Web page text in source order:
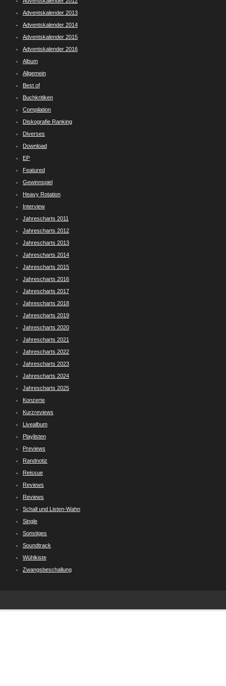
Adventskalender 2013
Adventskalender 2014
Adventskalender 2015
Adventskalender 2016
Album
Allgemein
Best of
Buchkritiken
Compilation
Diskografie Ranking
Diverses
Download
EP
Featured
Gewinnspiel
Heavy Rotation
Interview
Jahrescharts 2011
Jahrescharts 2012
Jahrescharts 2013
Jahrescharts 2014
Jahrescharts 2015
Jahrescharts 2016
Jahrescharts 2017
Jahrescharts 2018
Jahrescharts 2019
Jahrescharts 2020
Jahrescharts 2021
Jahrescharts 2022
Jahrescharts 2023
Jahrescharts 2024
Jahrescharts 2025
Konzerte
Kurzreviews
Livealbum
Playlisten
Previews
Randnotiz
Reissue
Reviews
Reviews
Schall und Listen-Wahn
Single
Sonstiges
Soundtrack
Wühlkiste
Zwangsbeschallung